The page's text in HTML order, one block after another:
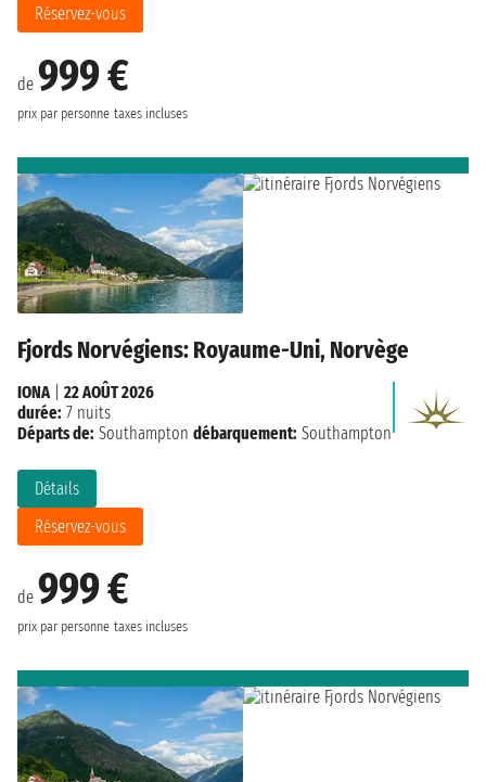
de 999 €
prix par personne taxes incluses
Réservez-vous
Fjords Norvégiens: Royaume-Uni, Norvège
de 999 €
prix par personne taxes incluses
Détails
Réservez-vous
IONA| 22 AOÛT 2026
durée: 7 nuits
Départs de: Southampton débarquement: Southampton